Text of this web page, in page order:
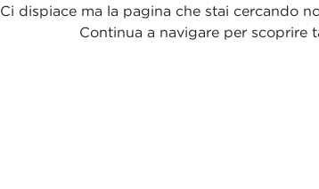
Ci dispiace ma la pagina che stai cercando
Continua a navigare per scoprire